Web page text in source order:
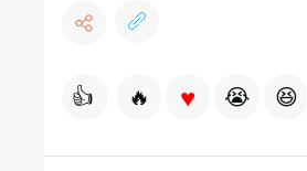
👍 🔥 ♥ 😭 😆